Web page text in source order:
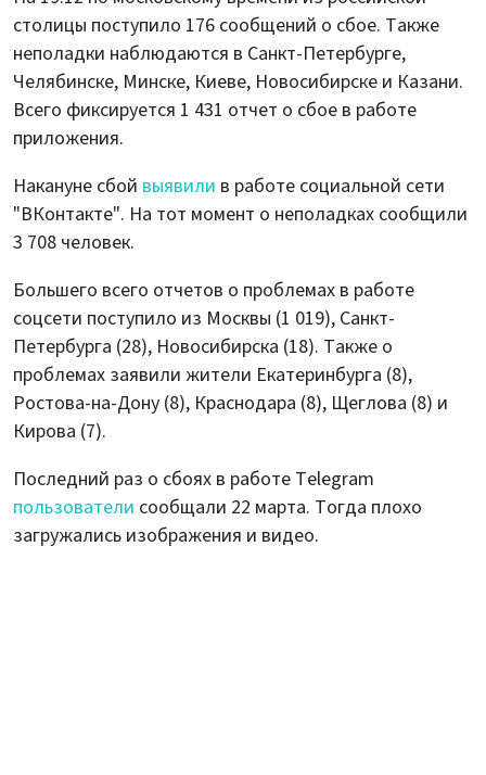
столицы поступило 176 сообщений о сбое. Также
неполадки наблюдаются в Санкт-Петербурге,
Челябинске, Минске, Киеве, Новосибирске и Казани.
Всего фиксируется 1 431 отчет о сбое в работе
приложения.
Накануне сбой выявили в работе социальной сети
"ВКонтакте". На тот момент о неполадках сообщили
3 708 человек.
Большего всего отчетов о проблемах в работе
соцсети поступило из Москвы (1 019), Санкт-
Петербурга (28), Новосибирска (18). Также о
проблемах заявили жители Екатеринбурга (8),
Ростова-на-Дону (8), Краснодара (8), Щеглова (8) и
Кирова (7).
Последний раз о сбоях в работе Telegram
пользователи сообщали 22 марта. Тогда плохо
загружались изображения и видео.